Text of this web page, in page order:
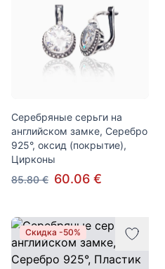
Серебряные серьги на
английском замке, Серебро
925°, оксид (покрытие),
Цирконы
85.80 € 60.06 €
Скидка -50%